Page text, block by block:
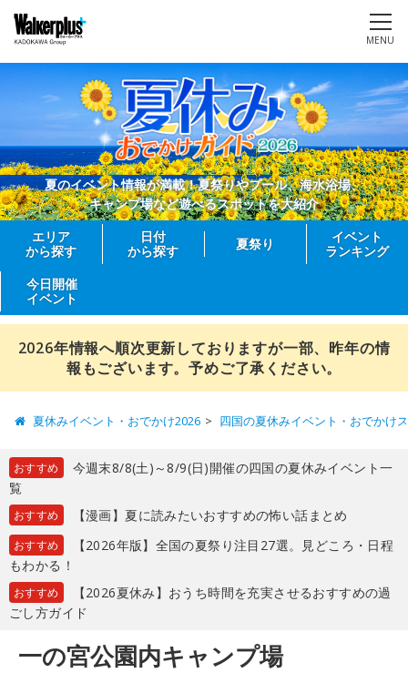
MENU
夏のイベント情報が満載！夏祭りやプール、海水浴場、
キャンプ場など遊べるスポットを大紹介
エリア
から探す
日付
から探す
夏祭り
イベント
ランキング
今日開催
イベント
2026年情報へ順次更新しておりますが一部、昨年の情
報もございます。予めご了承ください。
夏休みイベント・おでかけ2026 四国の夏休みイベント・おでかけ
おすすめ
今週末8/8(土)～8/9(日)開催の四国の夏休みイベント一
覧
おすすめ 【漫画】夏に読みたいおすすめの怖い話まとめ
おすすめ
【2026年版】全国の夏祭り注目27選。見どころ・日程
もわかる！
おすすめ
【2026夏休み】おうち時間を充実させるおすすめの過
ごし方ガイド
一の宮公園内キャンプ場